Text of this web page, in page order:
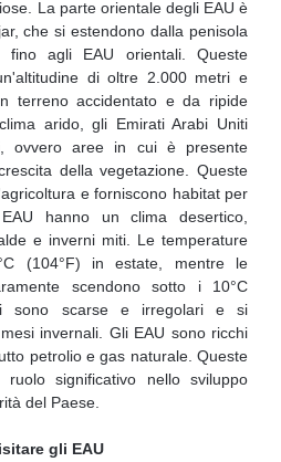
La parte orientale degli EAU è
che si estendono dalla penisola
agli EAU orientali. Queste
di oltre 2.000 metri e
terreno accidentato e da ripide
arido, gli Emirati Arabi Uniti
ovvero aree in cui è presente
della vegetazione. Queste
e forniscono habitat per
hanno un clima desertico,
e inverni miti. Le temperature
(104°F) in estate, mentre le
scendono sotto i 10°C
sono scarse e irregolari e si
invernali. Gli EAU sono ricchi
petrolio e gas naturale. Queste
significativo nello sviluppo
del Paese.
gli EAU